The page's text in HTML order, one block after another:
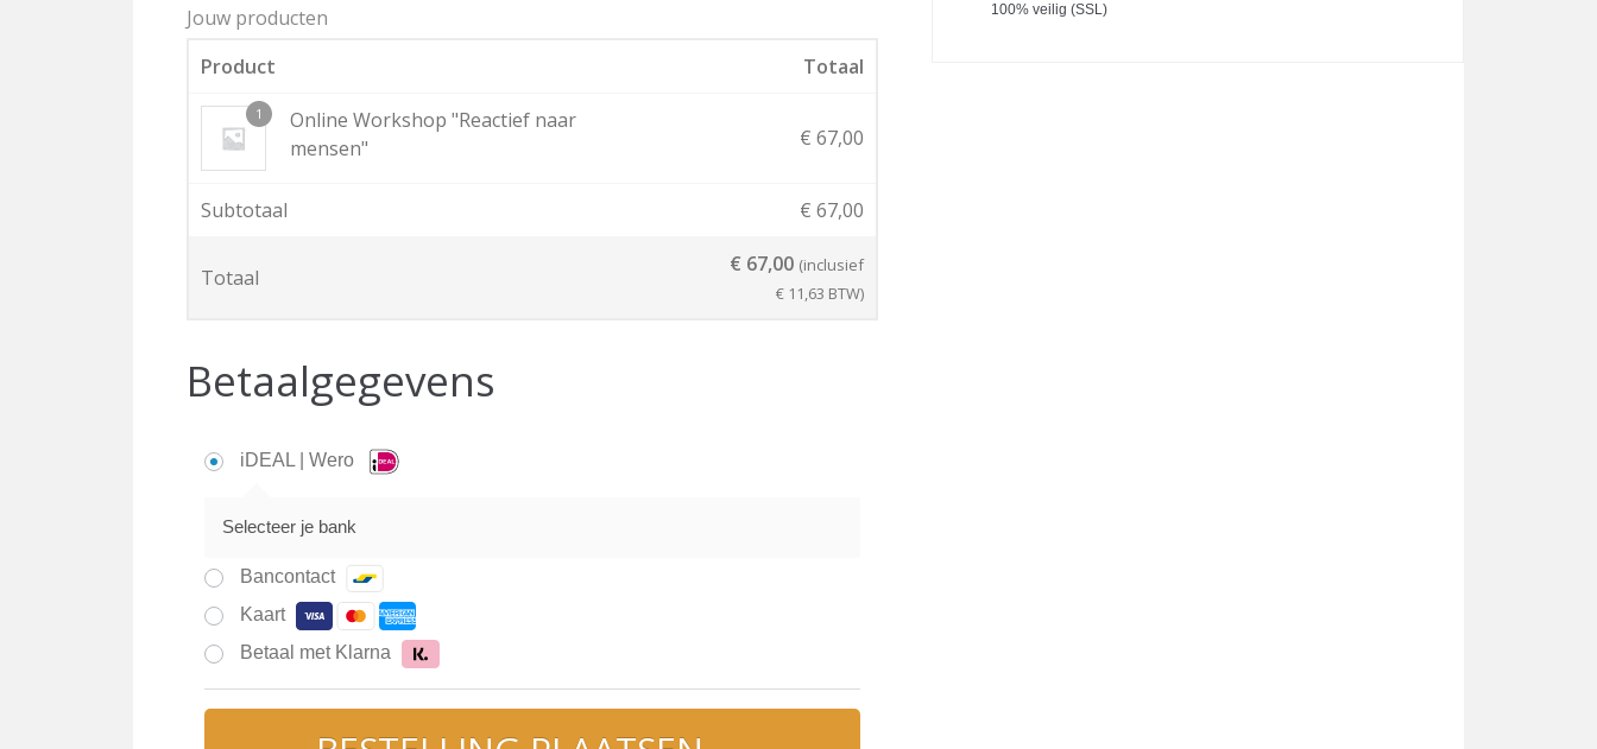
Jouw producten
Product
Totaal
1
Online Workshop "Reactief naar
mensen"
€ 67,00
Subtotaal € 67,00
Totaal
€ 67,00 (inclusief
€ 11,63 BTW)
Betaalgegevens
iDEAL | Wero
Selecteer je bank
Bancontact
Kaart
Betaal met Klarna
100% veilig (SSL)